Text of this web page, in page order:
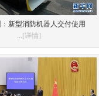
新型消防机器人交付使用
... [详情]